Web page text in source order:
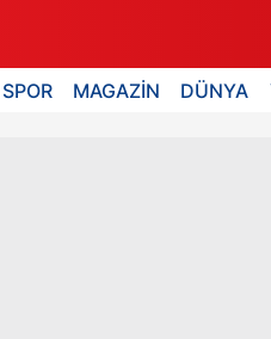
SPOR MAGAZİN DÜNYA